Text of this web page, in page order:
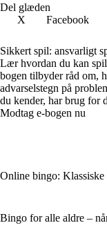
Del glæden
X
Facebook
Sikkert spil: ansvarligt
Lær hvordan du kan
bogen tilbyder råd om,
advarselstegn på
du kender, har brug for
Modtag e-bogen nu
Online bingo:
Bingo for alle aldre –